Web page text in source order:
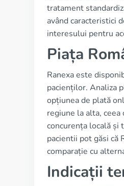
tratament
având caracteristici
interesului pentru
Piața
Ranexa este
pacienților. Analiza
opțiunea de plată
regiune la alta,
concurența locală și
pacientii pot găsi că
comparație cu
Indicații